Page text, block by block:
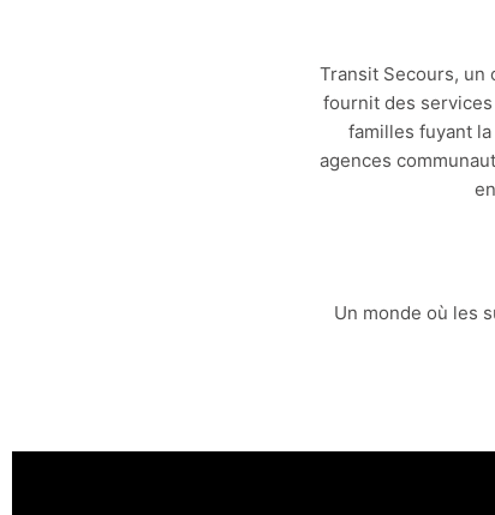
Transit Secours, un
fournit des
familles fuyant
agences
Un monde où les